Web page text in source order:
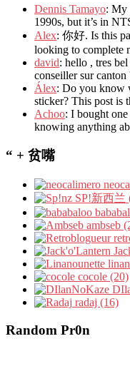
Dennis Tamayo: My
1990s, but it’s in
Alex: 你好. Is this
looking to complete
david: hello , tres bel
conseiller sur canton
Álex: Do you know
sticker? This post is
Achoo: I bought
knowing anything
“ + 贫嘴
SP!新西兰
ambseb
cocole (20)
radaj (16)
Random Pr0n